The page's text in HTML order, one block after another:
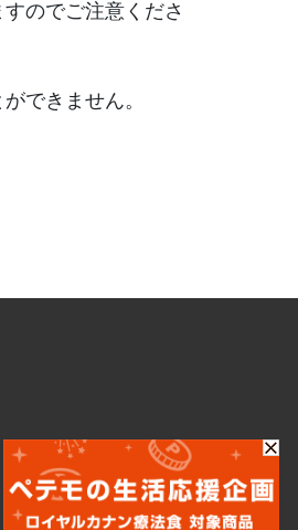
のでご注意くださ
できません。